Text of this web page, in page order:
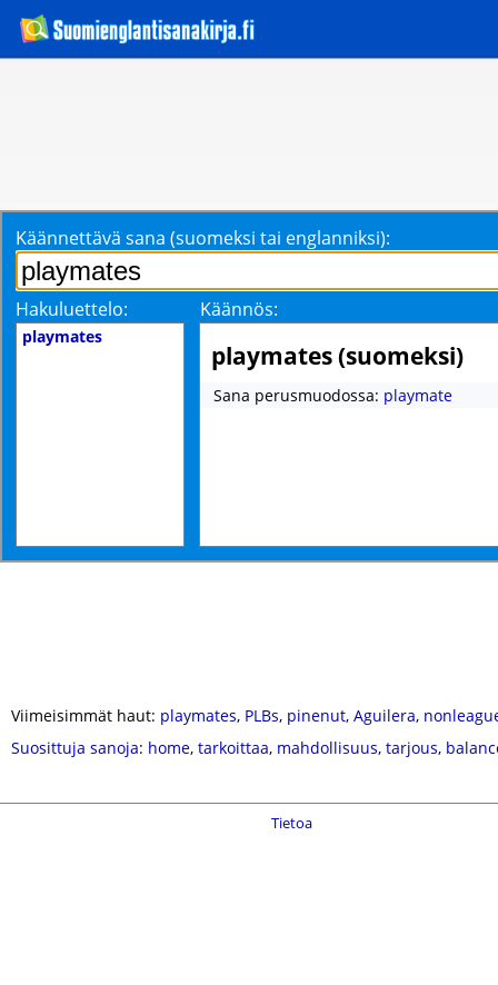
Käännettävä sana (suomeksi tai englanniksi):
Hakuluettelo: Käännös:
playmates
playmates (suomeksi)
Sana perusmuodossa: playmate
Viimeisimmät haut: playmates, PLBs, pinenut, Aguilera,
Suosittuja sanoja: home, tarkoittaa, mahdollisuus, tarjous,
Tietoa